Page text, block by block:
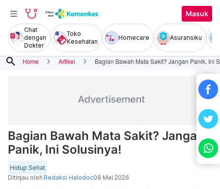
Masuk
Chat
dengan
Dokter
Toko
Kesehatan
Homecare Asuransiku
search Home Artikel Bagian Bawah Mata Sakit? Jangan Panik, Ini
Bagian Bawah Mata Sakit? Jangan
Panik, Ini Solusinya!
Hidup Sehat
Ditinjau oleh Redaksi Halodoc08 Mei 2026